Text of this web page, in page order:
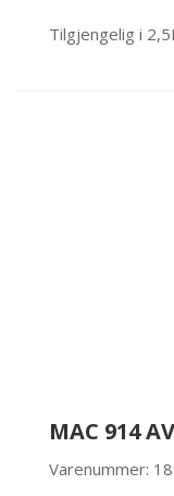
Tilgjengelig i
MAC 914